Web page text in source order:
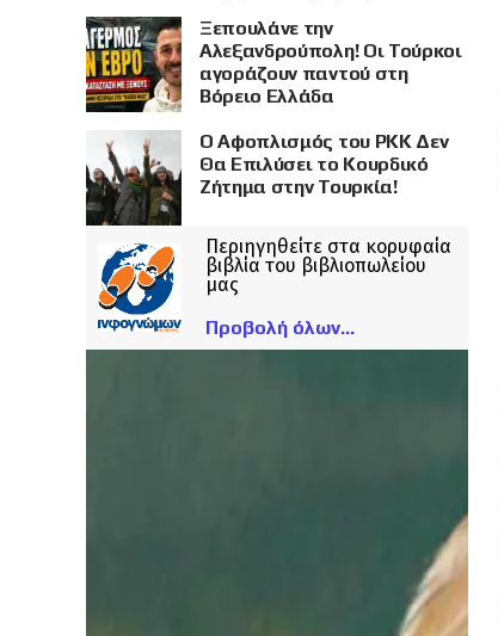
Ξεπουλάνε την
Αλεξανδρούπολη! Οι Τούρκοι
αγοράζουν παντού στη
Βόρειο Ελλάδα
Ο Αφοπλισμός του PKK Δεν
Θα Επιλύσει το Κουρδικό
Ζήτημα στην Τουρκία!
Περιηγηθείτε στα κορυφαία
βιβλία του βιβλιοπωλείου
μας
Προβολή όλων